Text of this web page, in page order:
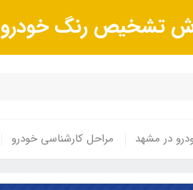
تشخیص رنگ خودرو
در مشهد مراحل کارشناسی خودرو